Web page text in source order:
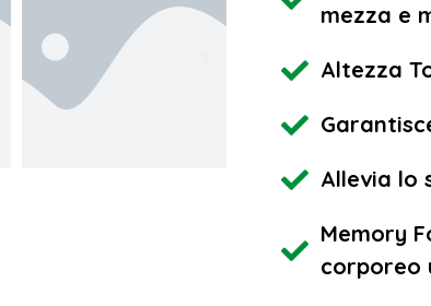
mezza e
Altezza
Allevia lo
Memory
corporeo